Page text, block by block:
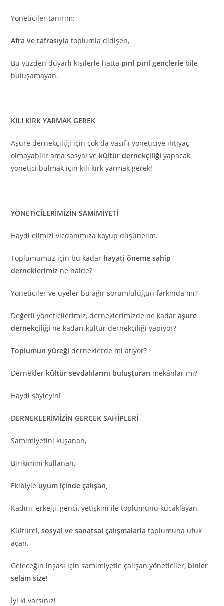
Yöneticiler tanırım:
Afra ve tafrasıyla toplumla didişen,
Bu yüzden duyarlı kişilerle hatta pırıl pırıl gençlerle bile
buluşamayan.
KILI KIRK YARMAK GEREK
Aşure dernekçiliği için çok da vasıflı yöneticiye ihtiyaç
olmayabilir ama sosyal ve kültür dernekçiliği yapacak
yönetici bulmak için kılı kırk yarmak gerek!
YÖNETİCİLERİMİZİN SAMİMİYETİ
Haydi elimizi vicdanımıza koyup düşünelim.
Toplumumuz için bu kadar hayati öneme sahip
derneklerimiz ne halde?
Yöneticiler ve üyeler bu ağır sorumluluğun farkında mı?
Değerli yöneticilerimiz, derneklerimizde ne kadaraşure
dernekçiliği ne kadarı kültür dernekçiliği yapıyor?
Toplumun yüreği derneklerde mi atıyor?
Dernekler kültür sevdalılarını buluşturan mekânlar mı?
Haydi söyleyin!
DERNEKLERİMİZİN GERÇEK SAHİPLERİ
Samimiyetini kuşanan,
Birikimini kullanan,
Ekibiyle uyum içinde çalışan,
Kadını, erkeği, genci, yetişkini ile toplumunu kucaklayan,
Kültürel,sosyal ve sanatsal çalışmalarla toplumuna ufuk
açan,
Geleceğin inşası için samimiyetle çalışan yöneticiler, binler
selam size!
İyi ki varsınız!